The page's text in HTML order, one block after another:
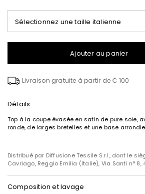
Sélectionnez une taille italienne
Ajouter au panier
Livraison gratuite à partir de € 100
Détails
Top à la coupe évasée en satin de pure soie,
ronde, de larges bretelles et une base
Distribué par Diffusione Tessile S.r.l., dont le
Cavriago, Reggio Emilia (Italie), Via Santi n° 8,
Composition et lavage